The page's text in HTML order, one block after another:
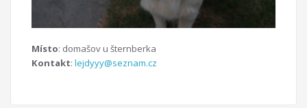
Místo: domašov u šternberka
Kontakt: lejdyyy@seznam.cz